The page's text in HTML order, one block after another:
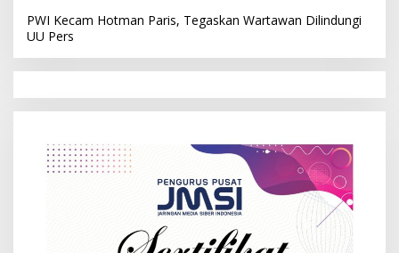
PWI Kecam Hotman Paris, Tegaskan Wartawan Dilindungi
UU Pers